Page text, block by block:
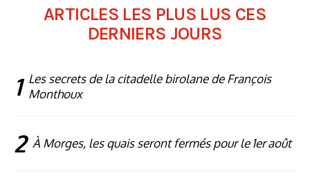
ARTICLES LES PLUS LUS CES
DERNIERS JOURS
1 Les secrets de la citadelle birolane de François
Monthoux
2 À Morges, les quais seront fermés pour le 1er août